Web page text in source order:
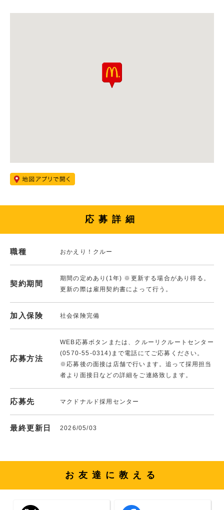
応募詳細
職種 おかえり！クルー
契約期間
期間の定めあり(1年) ※更新する場合があり得る。
更新の際は雇用契約書によって行う。
加入保険 社会保険完備
応募方法
WEB応募ボタンまたは、クルーリクルートセンター
(0570-55-0314)まで電話にてご応募ください。
※応募後の面接は店舗で行います。追って採用担当
者より面接日などの詳細をご連絡致します。
応募先 マクドナルド採用センター
最終更新日 2026/05/03
お友達に教える